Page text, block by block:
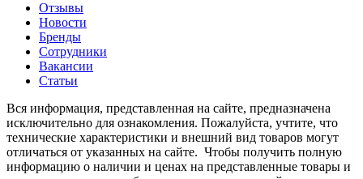
Отзывы
Новости
Бренды
Сотрудники
Вакансии
Статьи
Вся информация, представленная на сайте, предназначена
исключительно для ознакомления. Пожалуйста, учтите, что
технические характеристики и внешний вид товаров могут
отличаться от указанных на сайте. Чтобы получить полную
информацию о наличии и ценах на представленные товары и